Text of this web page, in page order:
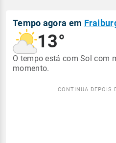
Tempo agora em
13°
O tempo está com Sol com
momento.